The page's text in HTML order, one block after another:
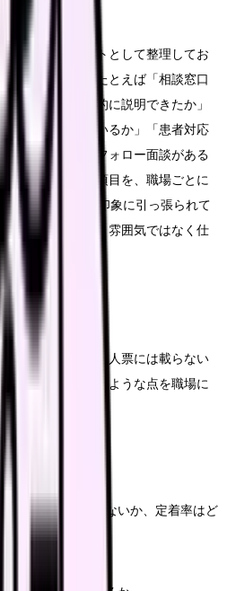
のチェックリストとして整理してお
比べられます。たとえば「相談窓口
フローを具体的に説明できたか」
が明文化されているか」「患者対応
「中途入職者のフォロー面談がある
たか」といった項目を、職場ごとに
頼ると、面接の印象に引っ張られて
て比べることで、雰囲気ではなく仕
認ポイント
を使う場合は、求人票には載らない
。担当者に、次のような点を職場に
われているか
対応フロー
した退職が多くないか、定着率はど